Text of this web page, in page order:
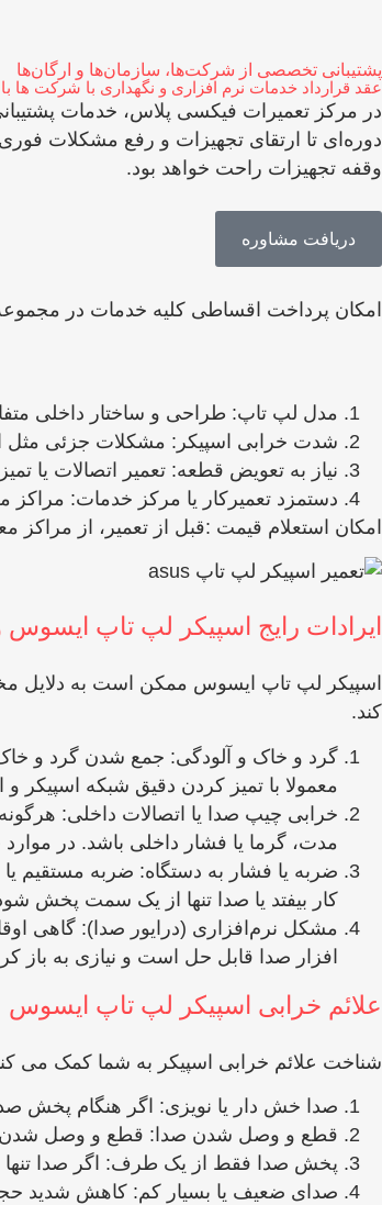
پشتیبانی تخصصی از شرکت‌ها، سازمان‌ها و ارگان‌ها
عقد قرارداد خدمات نرم افزاری و نگهداری با شرکت ها
در مرکز تعمیرات فیکسی پلاس، خدمات
دوره‌ای تا ارتقای تجهیزات و رفع مشکلات
وقفه تجهیزات راحت خواهد بود.
دریافت مشاوره
امکان پرداخت اقساطی کلیه خدمات در
مدل لپ تاپ: طراحی و ساختار داخلی
شدت خرابی اسپیکر: مشکلات جزئی مثل
نیاز به تعویض قطعه: تعمیر اتصالات یا
دستمزد تعمیرکار یا مرکز خدمات: مراکز
امکان استعلام قیمت :قبل از تعمیر، از
ایرادات رایج اسپیکر لپ تاپ ایسوس
اسپیکر لپ تاپ ایسوس ممکن است به دلایل
‌کند.
گرد و خاک و آلودگی: جمع شدن گرد و
معمولا با تمیز کردن دقیق شبکه
خرابی چیپ صدا یا اتصالات داخلی:
مدت، گرما یا فشار داخلی باشد. در
ضربه یا فشار به دستگاه: ضربه مستقیم
کار بیفتد یا صدا تنها از یک سمت پخش
مشکل نرم‌افزاری (درایور صدا): گاهی
افزار صدا قابل حل است و نیازی به باز
علائم خرابی اسپیکر لپ تاپ ایسوس
شناخت علائم خرابی اسپیکر به شما کمک می
صدا خش ‌دار یا نویزی: اگر هنگام پخش
قطع و وصل شدن صدا: قطع و وصل شدن
پخش صدا فقط از یک طرف: اگر صدا تنها
صدای ضعیف یا بسیار کم: کاهش شدید